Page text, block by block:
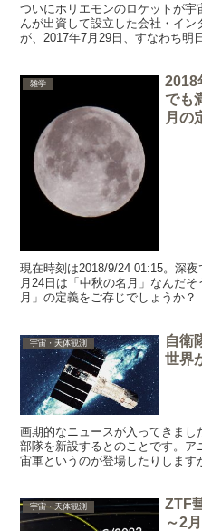
ついにホリエモンのロケットが宇
んが出資して設立した会社・イ
が、2017年7月29日、すなわち明
雑学
2018
でも
月の
現在時刻は2018/9/24 01:15。深
月24日は「中秋の名月」なんだ
月」の定義をご存じでしょうか
宇宙・天体観測
自衛
世界
画期的なニュースが入ってきま
部隊を新設するとのことです。
宙軍というのが登場したりしま
宇宙・天体観測
ZTF
～2